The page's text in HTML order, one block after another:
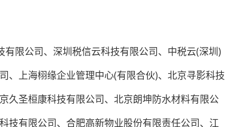
公司、深圳税信云科技有限公司、中税云(深圳)
、上海栩缘企业管理中心(有限合伙)、北京寻影科技
久圣桓康科技有限公司、北京朗坤防水材料有限公
技有限公司、合肥高新物业股份有限责任公司、江